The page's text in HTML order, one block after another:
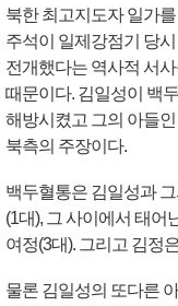
북한 최고지도자 일가
주석이 일제강점기 당
전개했다는 역사적 서
때문이다. 김일성이 백
해방시켰고 그의 아들
북측의 주장이다.
백두혈통은 김일성과
(1대), 그 사이에서 태어
여정(3대). 그리고 김정
물론 김일성의 또다른